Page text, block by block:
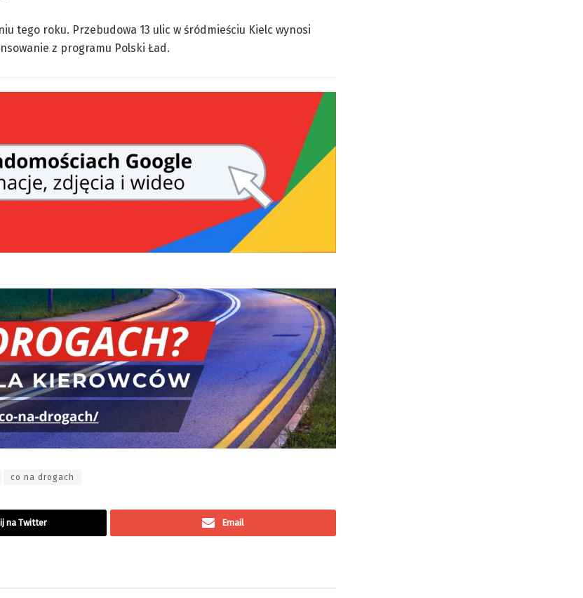
tego roku. Przebudowa 13 ulic w śródmieściu Kielc wynosi
z programu Polski Ład.
co na drogach
na Twitter Email